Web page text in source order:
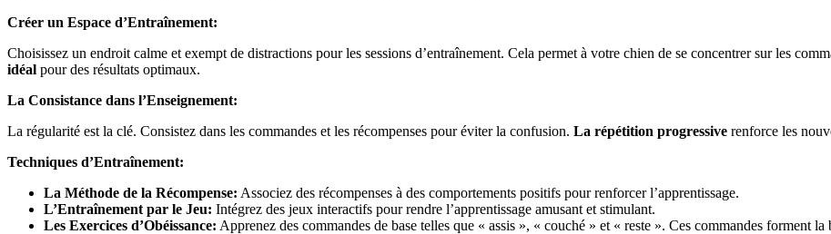
Créer un Espace d’Entraînement:
Choisissez un endroit calme et exempt de distractions pour les sessions d’entraînement. Cela permet à votre chien de se concentrer sur les
idéal pour des résultats optimaux.
La Consistance dans l’Enseignement:
La régularité est la clé. Consistez dans les commandes et les récompenses pour éviter la confusion. La répétition progressive renforce les
Techniques d’Entraînement:
La Méthode de la Récompense: Associez des récompenses à des comportements positifs pour renforcer l’apprentissage.
L’Entraînement par le Jeu: Intégrez des jeux interactifs pour rendre l’apprentissage amusant et stimulant.
Les Exercices d’Obéissance: Apprenez des commandes de base telles que « assis », « couché » et « reste ». Ces commandes forment la